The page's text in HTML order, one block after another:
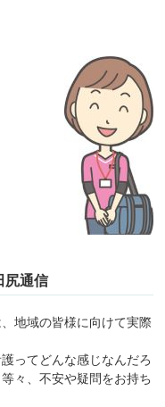
尻通信
地域の皆様に向けて実際
ってどんな感じなんだろ
々、不安や疑問をお持ち